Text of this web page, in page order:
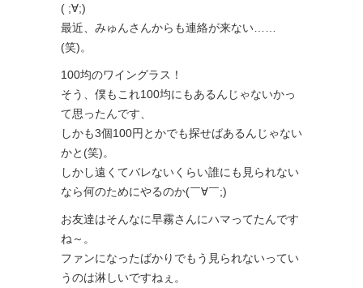
( ;∀;)
最近、みゅんさんからも連絡が来ない……
(笑)。
100均のワイングラス！
そう、僕もこれ100均にもあるんじゃないかっ
て思ったんです、
しかも3個100円とかでも探せばあるんじゃない
かと(笑)。
しかし遠くてバレないくらい誰にも見られない
なら何のためにやるのか(￣∀￣;)
お友達はそんなに早霧さんにハマってたんです
ね～。
ファンになったばかりでもう見られないってい
うのは淋しいですねぇ。